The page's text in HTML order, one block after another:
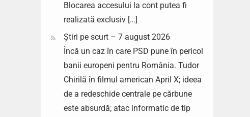
Blocarea accesului la cont putea fi
realizată exclusiv […]
Știri pe scurt – 7 august 2026
Încă un caz în care PSD pune în pericol
banii europeni pentru România. Tudor
Chirilă în filmul american April X; ideea
de a redeschide centrale pe cărbune
este absurdă; atac informatic de tip